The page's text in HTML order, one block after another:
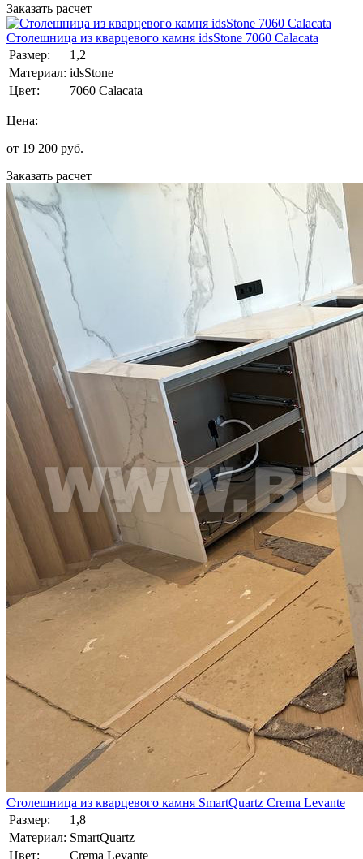
Заказать расчет
Столешница из кварцевого камня idsStone 7060 Calacata
Размер:
1,2
Материал: idsStone
Цвет:
7060 Calacata
Цена:
от 19 200 руб.
Заказать расчет
Столешница из кварцевого камня SmartQuartz Crema Levante
Размер:
1,8
Материал: SmartQuartz
Цвет:
Crema Levante